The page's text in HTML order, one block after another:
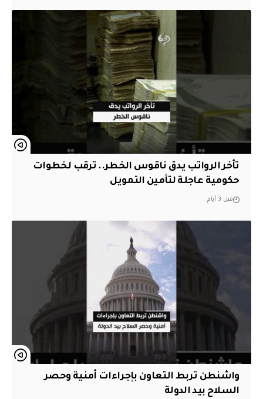
تأخر الرواتب يدق ناقوس الخطر.. ترقب لخطوات
حكومية عاجلة لتأمين التمويل
قبل 3 أيام
واشنطن تربط التعاون بإجراءات أمنية وحصر
السلاح بيد الدولة